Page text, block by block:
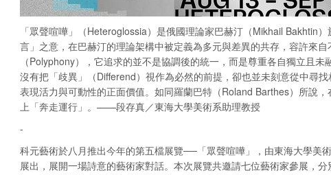
「眾聲喧嘩」（Heteroglossia）是俄國理論家巴赫汀（Mikhail Bakhtin
言」之意，在巴赫汀的理論架構中被定義為多元與差異的共存，容許來
（Polyphony），它追求的並不是協調後的統一，而是尊重各自獨立且
沒有把「歧異」（Differend）視作為必然的前提，卻也並未刻意從中尋
表現活力與可動性的正面價值。如同羅蘭巴特（Roland Barthes）所說
上「奔走運行」。——段存真／東海大學美術系助理教授
-
科元藝術於八月推出今年的第五檔展覽──「眾聲喧嘩」，由東海大學美
展出，展開一場詩意的藝術家對話。本次展覽共邀請七位藝術家參展，